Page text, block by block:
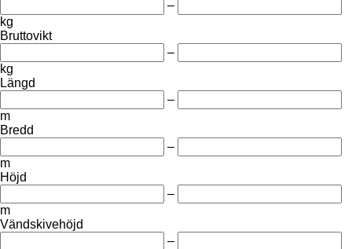
–
kg
Bruttovikt
–
kg
Längd
–
m
Bredd
–
m
Höjd
–
m
Vändskivehöjd
–